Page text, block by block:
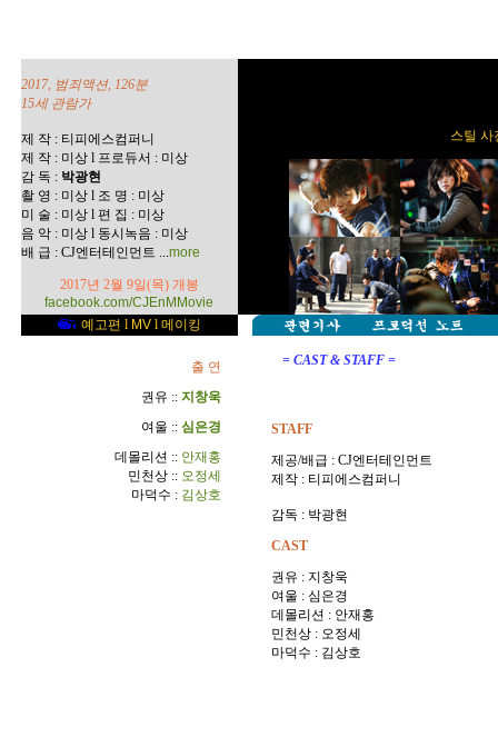
2017, 범죄액션, 126분
15세 관람가
제 작 : 티피에스컴퍼니
제 작 : 미상 l 프로듀서 : 미상
감 독 : 박광현
촬 영 : 미상 l 조 명 : 미상
미 술 : 미상 l 편 집 : 미상
음 악 : 미상 l 동시녹음 : 미상
배 급 : CJ엔터테인먼트 ...more
2017년 2월 9일(목) 개봉
facebook.com/CJEnMMovie
스틸 사
예고편 l MV l 메이킹
출 연
권유 :: 지창욱
여울 :: 심은경
데몰리션 :: 안재홍
민천상 :: 오정세
마덕수 : 김상호
= CAST & STAFF =
STAFF
제공/배급 : CJ엔터테인먼트
제작 : 티피에스컴퍼니
감독 : 박광현
CAST
권유 : 지창욱
여울 : 심은경
데몰리션 : 안재홍
민천상 : 오정세
마덕수 : 김상호